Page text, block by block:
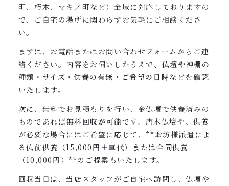
町、朽木、マキノ町など）全域に対応しておりますの
で、ご自宅の場所に関わらずお気軽にご相談くださ
い。
まずは、お電話またはお問い合わせフォームからご連
絡ください。内容をお伺いしたうえで、 仏壇や神棚の
種類・サイズ・供養の有無・ご希望の日時などを確認
いたします。
次に、無料でお見積もりを行い、金仏壇で供養済みの
ものであれば無料回収が可能です。唐木仏壇や、供養
が必要な場合にはご希望に応じて、**お坊様派遣によ
る仏前供養（15,000円＋車代） または合同供養
（10,000円）**のご提案もいたします。
回収当日は、当店スタッフがご自宅へ訪問し、仏壇や